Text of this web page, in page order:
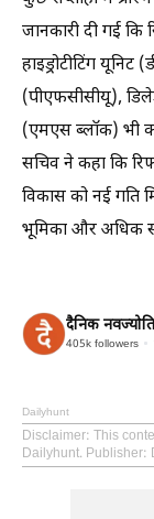
जानकारी दी गई कि
हाइड्रोटीटिंग
(पीएफसीसीयू),
(एमएस ब्लॉक) भी
सचिव ने कहा कि
विकास को नई गति
भूमिका और अधिक
दैनिक नवज्योति
405k followers
Dailyhunt
Disclaimer: This
Dailyhunt. Publisher: